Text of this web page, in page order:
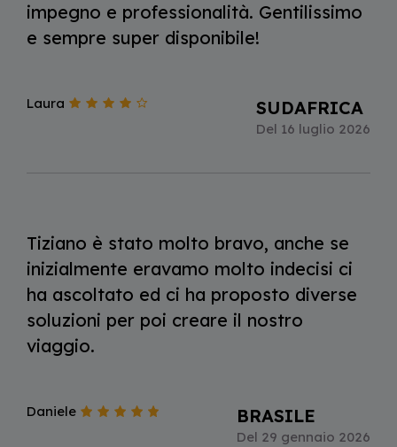
impegno e professionalità. Gentilissimo
e sempre super disponibile!
Laura SUDAFRICA
Del 16 luglio 2026
Tiziano è stato molto bravo, anche se
inizialmente eravamo molto indecisi ci
ha ascoltato ed ci ha proposto diverse
soluzioni per poi creare il nostro
viaggio.
Daniele BRASILE
Del 29 gennaio 2026